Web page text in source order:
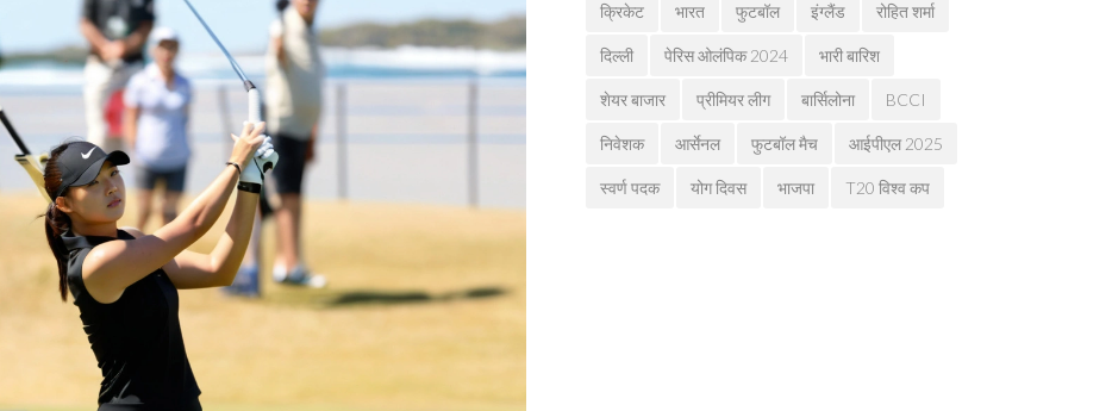
क्रिकेट भारत फुटबॉल इंग्लैंड रोहित शर्मा
दिल्ली पेरिस ओलंपिक 2024 भारी बारिश
शेयर बाजार प्रीमियर लीग बार्सिलोना BCCI
निवेशक आर्सेनल फुटबॉल मैच आईपीएल 2025
स्वर्ण पदक योग दिवस भाजपा T20 विश्व कप